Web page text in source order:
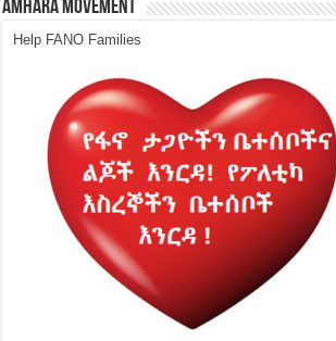
Amhara Movement
Help FANO Families